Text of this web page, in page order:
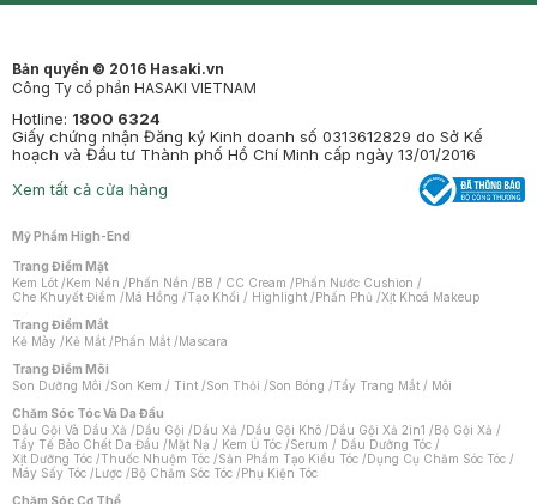
Bản quyền © 2016 Hasaki.vn
Công Ty cổ phần HASAKI VIETNAM
Hotline: 1800 6324
Giấy chứng nhận Đăng ký Kinh doanh số 0313612829 do Sở Kế
hoạch và Đầu tư Thành phố Hồ Chí Minh cấp ngày 13/01/2016
Xem tất cả cửa hàng
Mỹ Phẩm High-End
Trang Điểm Mặt
Kem Lót /Kem Nền /Phấn Nền /BB / CC Cream /Phấn Nước Cushion /
Che Khuyết Điểm /Má Hồng /Tạo Khối / Highlight /Phấn Phủ /Xịt Khoá Makeup
Trang Điểm Mắt
Kẻ Mày /Kẻ Mắt /Phấn Mắt /Mascara
Trang Điểm Môi
Son Dưỡng Môi /Son Kem / Tint /Son Thỏi /Son Bóng /Tẩy Trang Mắt / Môi
Chăm Sóc Tóc Và Da Đầu
Dầu Gội Và Dầu Xả /Dầu Gội /Dầu Xả /Dầu Gội Khô /Dầu Gội Xả 2in1 /Bộ Gội Xả /
Tẩy Tế Bào Chết Da Đầu /Mặt Nạ / Kem Ủ Tóc /Serum / Dầu Dưỡng Tóc /
Xịt Dưỡng Tóc /Thuốc Nhuộm Tóc /Sản Phẩm Tạo Kiểu Tóc /Dụng Cụ Chăm Sóc Tóc /
Máy Sấy Tóc /Lược /Bộ Chăm Sóc Tóc /Phụ Kiện Tóc
Chăm Sóc Cơ Thể